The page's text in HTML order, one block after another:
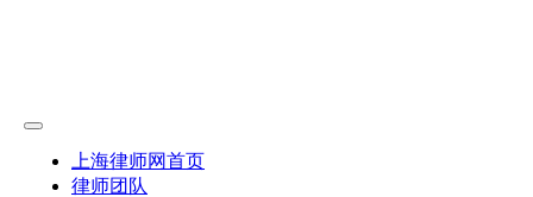
上海律师网首页
律师团队